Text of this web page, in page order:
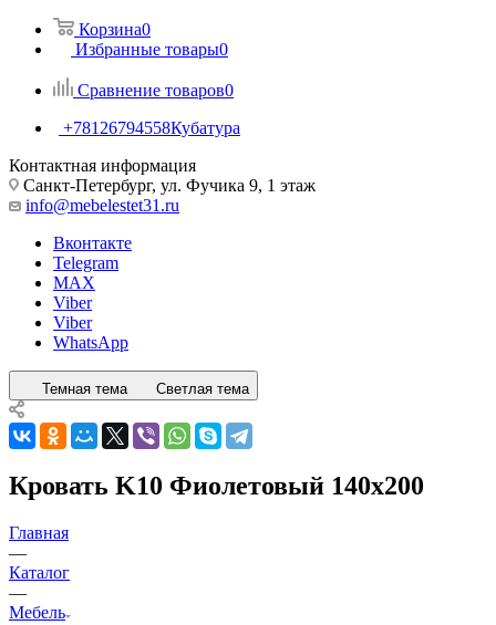
Корзина0
Избранные товары0
Сравнение товаров0
+78126794558Кубатура
Контактная информация
Санкт-Петербург, ул. Фучика 9, 1 этаж
info@mebelestet31.ru
Вконтакте
Telegram
MAX
Viber
Viber
WhatsApp
Темная тема Светлая тема
Кровать K10 Фиолетовый 140x200
Главная
—
Каталог
—
Мебель